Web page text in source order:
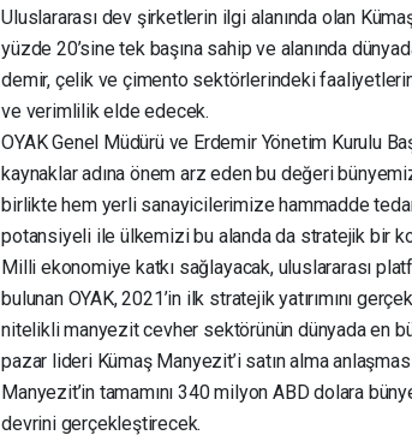
Uluslararası dev şirketlerin ilgi alanında olan
yüzde 20’sine tek başına sahip ve alanında
demir, çelik ve çimento sektörlerindeki
ve verimlilik elde edecek.
OYAK Genel Müdürü ve Erdemir Yönetim Kurulu
kaynaklar adına önem arz eden bu değeri
birlikte hem yerli sanayicilerimize hammadde
potansiyeli ile ülkemizi bu alanda da stratejik bir
Milli ekonomiye katkı sağlayacak, uluslararası
bulunan OYAK, 2021’in ilk stratejik yatırımını
nitelikli manyezit cevher sektörünün dünyada en
pazar lideri Kümaş Manyezit’i satın alma
Manyezit’in tamamını 340 milyon ABD dolara
devrini gerçekleştirecek.